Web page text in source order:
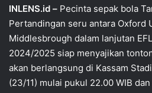
INLENS.id – Pecinta sepak bola
Pertandingan seru antara Oxford
Middlesbrough dalam lanjutan
2024/2025 siap menyajikan
akan berlangsung di Kassam
(23/11) mulai pukul 22.00 WIB